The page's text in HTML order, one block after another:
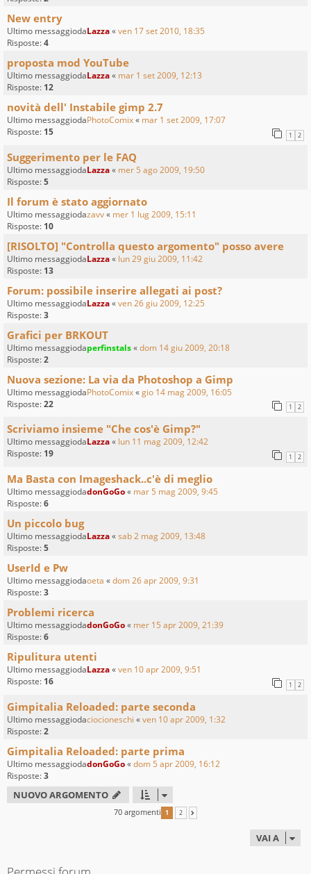
New entry
Ultimo messaggiodaLazza«ven 17 set 2010, 18:35
Risposte:4
proposta mod YouTube
Ultimo messaggiodaLazza« mar 1 set 2009, 12:13
Risposte: 12
novità dell' Instabile gimp 2.7
Ultimo messaggiodaPhotoComix« mar 1 set 2009, 17:07
Risposte: 15 1 2
Suggerimento per le FAQ
Ultimo messaggiodaLazza« mer 5 ago 2009, 19:50
Risposte:5
Il forum è stato aggiornato
Ultimo messaggiodazavv« mer 1 lug 2009, 15:11
Risposte: 10
[RISOLTO] "Controlla questo argomento" posso avere
Ultimo messaggiodaLazza« lun 29 giu 2009, 11:42
Risposte: 13
Forum: possibile inserire allegati ai post?
Ultimo messaggiodaLazza«ven 26 giu 2009, 12:25
Risposte:3
Grafici per BRKOUT
Ultimo messaggiodaperfinstals«dom 14 giu 2009, 20:18
Risposte:2
Nuova sezione: La via da Photoshop a Gimp
Ultimo messaggiodaPhotoComix«gio 14 mag 2009, 16:05
Risposte:22 1 2
Scriviamo insieme "Che cos'è Gimp?"
Ultimo messaggiodaLazza« lun 11 mag 2009, 12:42
Risposte: 19 1 2
Ma Basta con Imageshack..c'è di meglio
Ultimo messaggiodadonGoGo« mar 5 mag 2009, 9:45
Risposte:6
Un piccolo bug
Ultimo messaggiodaLazza«sab 2 mag 2009, 13:48
Risposte:5
UserId e Pw
Ultimo messaggiodaoeta «dom 26 apr 2009, 9:31
Risposte:3
Problemi ricerca
Ultimo messaggiodadonGoGo« mer 15 apr 2009, 21:39
Risposte:6
Ripulitura utenti
Ultimo messaggiodaLazza«ven 10 apr 2009, 9:51
Risposte: 16 1 2
Gimpitalia Reloaded: parte seconda
Ultimo messaggiodaciocioneschi «ven 10 apr 2009, 1:32
Risposte:2
Gimpitalia Reloaded: parte prima
Ultimo messaggiodadonGoGo«dom 5 apr 2009, 16:12
Risposte:3
NUOVO ARGOMENTO
70 argomenti 1 2
VAI A